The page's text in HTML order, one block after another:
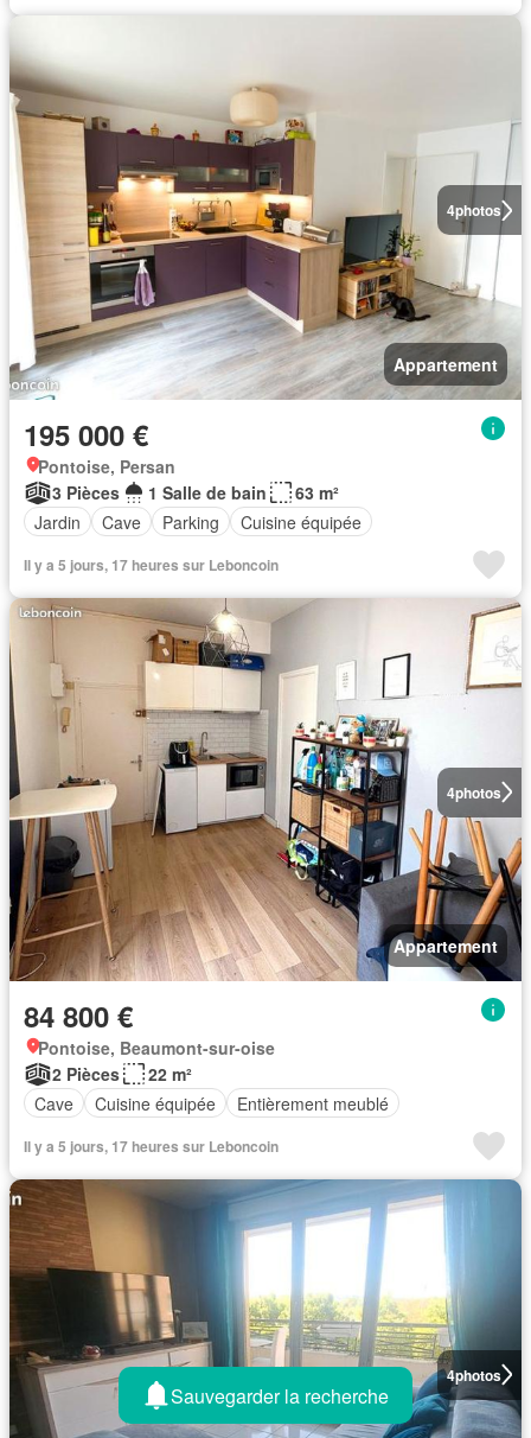
4photos
Appartement
195 000 €
Pontoise, Persan
3 Pièces
1 Salle de bain
63 m²
Jardin
Cave Parking Cuisine équipée
Il y a 5 jours, 17 heures sur Leboncoin
4photos
Appartement
84 800 €
Pontoise, Beaumont-sur-oise
2 Pièces
22 m²
Cave
Cuisine équipée Entièrement meublé
Il y a 5 jours, 17 heures sur Leboncoin
4photos
Sauvegarder la recherche